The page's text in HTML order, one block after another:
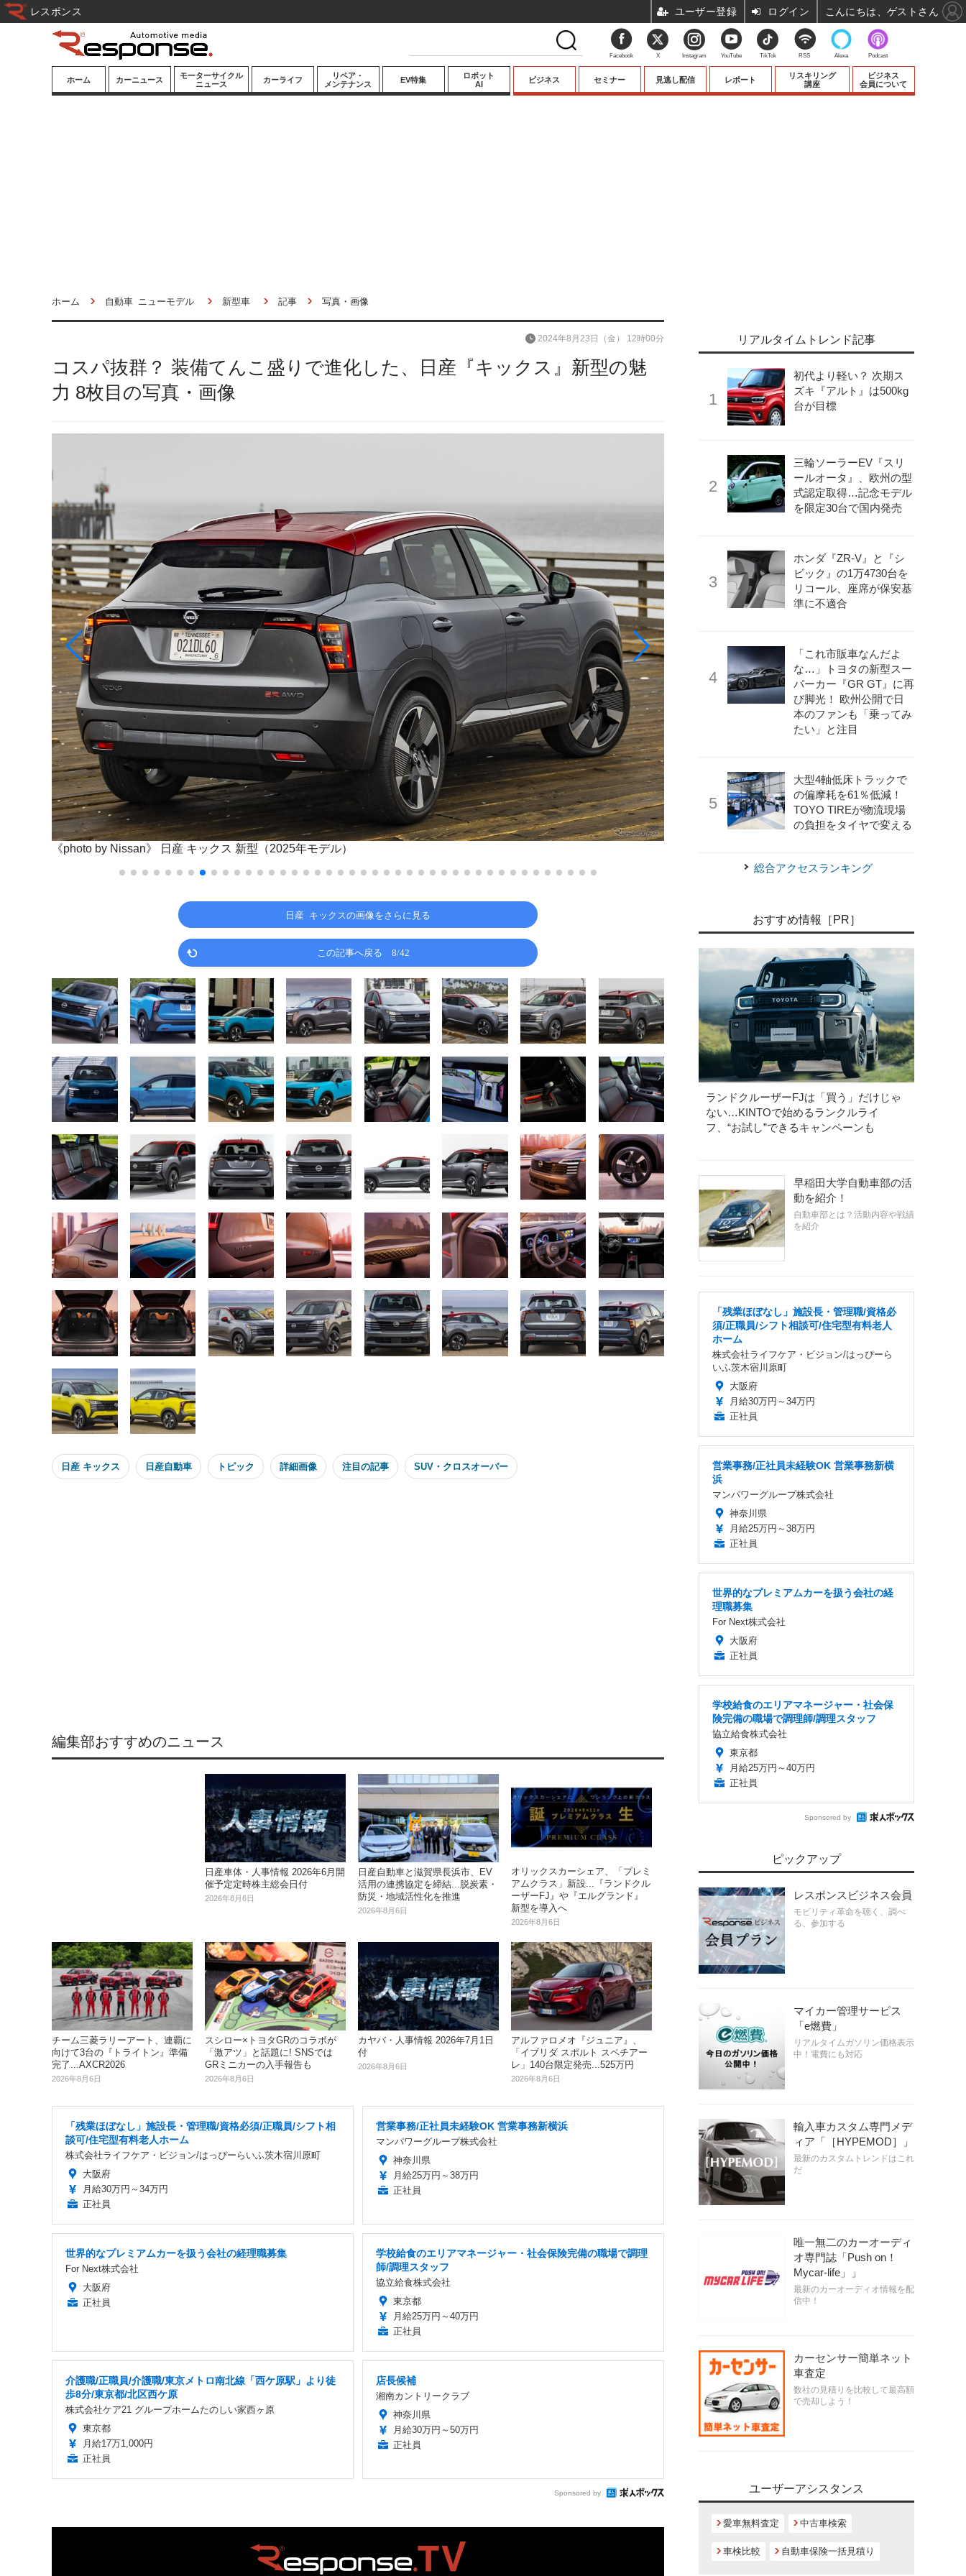
ホーム カーニュース
モーターサイクル
ニュース
カーライフ
リペア・
メンテナンス
EV特集
ロボット
AI
ビジネス セミナー 見逃し配信 レポート
リスキリング
講座
ビジネス
会員について
ホーム 自動車 ニューモデル 新型車 記事 写真・画像
コスパ抜群？ 装備てんこ盛りで進化した、日産『キックス』新型の魅
力 8枚目の写真・画像
2024年8月23日（金） 12時00分
《photo by Nissan》 日産 キックス 新型（2025年モデル）
《photo by Nissan》 日産 キックス 新型（2025年モデル）
日産 キックスの画像をさらに見る
この記事へ戻る 8/42
日産 キックス 日産自動車 トピック 詳細画像 注目の記事 SUV・クロスオーバー
編集部おすすめのニュース
日産車体・人事情報 2026年6月開
催予定定時株主総会日付
2026年8月6日
日産自動車と滋賀県長浜市、EV
活用の連携協定を締結...脱炭素・
防災・地域活性化を推進
2026年8月6日
オリックスカーシェア、「プレミ
アムクラス」新設...『ランドクル
ーザーFJ』や『エルグランド』
新型を導入へ
2026年8月6日
チーム三菱ラリーアート、連覇に
向けて3台の『トライトン』準備
完了...AXCR2026
2026年8月6日
スシロー×トヨタGRのコラボが
「激アツ」と話題に! SNSでは
GRミニカーの入手報告も
2026年8月6日
カヤバ・人事情報 2026年7月1日
付
2026年8月6日
アルファロメオ『ジュニア』、
「イブリダ スポルト スペチアー
レ」140台限定発売...525万円
2026年8月6日
「残業ほぼなし」施設長・管理職/資格必須/正職員/シフト相
談可/住宅型有料老人ホーム
株式会社ライフケア・ビジョン/はっぴーらいふ茨木宿川原町
大阪府
月給30万円～34万円
正社員
営業事務/正社員未経験OK 営業事務新横浜
マンパワーグループ株式会社
神奈川県
月給25万円～38万円
正社員
世界的なプレミアムカーを扱う会社の経理職募集
For Next株式会社
大阪府
正社員
学校給食のエリアマネージャー・社会保険完備の職場で調理
師/調理スタッフ
協立給食株式会社
東京都
月給25万円～40万円
正社員
介護職/正職員/介護職/東京メトロ南北線「西ケ原駅」より徒
歩8分/東京都/北区西ケ原
株式会社ケア21 グループホームたのしい家西ヶ原
東京都
月給17万1,000円
正社員
店長候補
湘南カントリークラブ
神奈川県
月給30万円～50万円
正社員
Sponsored by
リアルタイムトレンド記事
初代より軽い？ 次期ス
ズキ『アルト』は500kg
台が目標
三輪ソーラーEV『スリ
ールオータ』、欧州の型
式認定取得…記念モデル
を限定30台で国内発売
ホンダ『ZR-V』と『シ
ビック』の1万4730台を
リコール、座席が保安基
準に不適合
「これ市販車なんだよ
な…」トヨタの新型スー
パーカー『GR GT』に再
び脚光！ 欧州公開で日
本のファンも「乗ってみ
たい」と注目
大型4軸低床トラックで
の偏摩耗を61％低減！
TOYO TIREが物流現場
の負担をタイヤで変える
総合アクセスランキング
おすすめ情報［PR］
ランドクルーザーFJは「買う」だけじゃ
ない…KINTOで始めるランクルライ
フ、“お試し”できるキャンペーンも
早稲田大学自動車部の活
動を紹介！
自動車部とは？活動内容や戦績
を紹介
「残業ほぼなし」施設長・管理職/資格必
須/正職員/シフト相談可/住宅型有料老人
ホーム
株式会社ライフケア・ビジョン/はっぴーら
いふ茨木宿川原町
大阪府
月給30万円～34万円
正社員
営業事務/正社員未経験OK 営業事務新横
浜
マンパワーグループ株式会社
神奈川県
月給25万円～38万円
正社員
世界的なプレミアムカーを扱う会社の経
理職募集
For Next株式会社
大阪府
正社員
学校給食のエリアマネージャー・社会保
険完備の職場で調理師/調理スタッフ
協立給食株式会社
東京都
月給25万円～40万円
正社員
Sponsored by
ピックアップ
レスポンスビジネス会員
モビリティ革命を聴く、調べ
る、参加する
マイカー管理サービス
「e燃費」
リアルタイムガソリン価格表示
中！電費にも対応
輸入車カスタム専門メデ
ィア「［HYPEMOD］」
最新のカスタムトレンドはこれ
だ
唯一無二のカーオーディ
オ専門誌「Push on！
Mycar-life」」
最新のカーオーディオ情報を配
信中！
カーセンサー簡単ネット
車査定
数社の見積りを比較して最高額
で売却しよう！
ユーザーアシスタンス
愛車無料査定 中古車検索
車検比較 自動車保険一括見積り
Facebook X Instagram YouTube TikTok RSS Alexa Podcast
レスポンス ユーザー登録 ログイン こんにちは、ゲストさん